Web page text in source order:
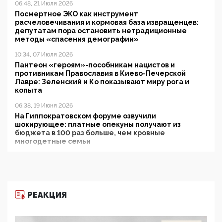
06:48, 21 Июля 2026
Посмертное ЭКО как инструмент
расчеловечивания и кормовая база извращенцев:
депутатам пора остановить нетрадиционные
методы «спасения демографии»
10:34, 07 Июля 2026
Пантеон «героям»-пособникам нацистов и
противникам Православия в Киево-Печерской
Лавре: Зеленский и Ко показывают миру рога и
копыта
06:38, 19 Июня 2026
На Гиппократовском форуме озвучили
шокирующее: платные опекуны получают из
бюджета в 100 раз больше, чем кровные
многодетные семьи
11:53, 09 Июня 2026
деятельность ИИТО ЮНЕСКО в России, но
РЕАКЦИЯ